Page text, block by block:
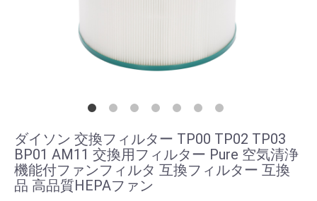
ダイソン 交換フィルター TP00 TP02 TP03
BP01 AM11 交換用フィルター Pure 空気清浄
機能付ファンフィルタ 互換フィルター 互換
品 高品質HEPAファン